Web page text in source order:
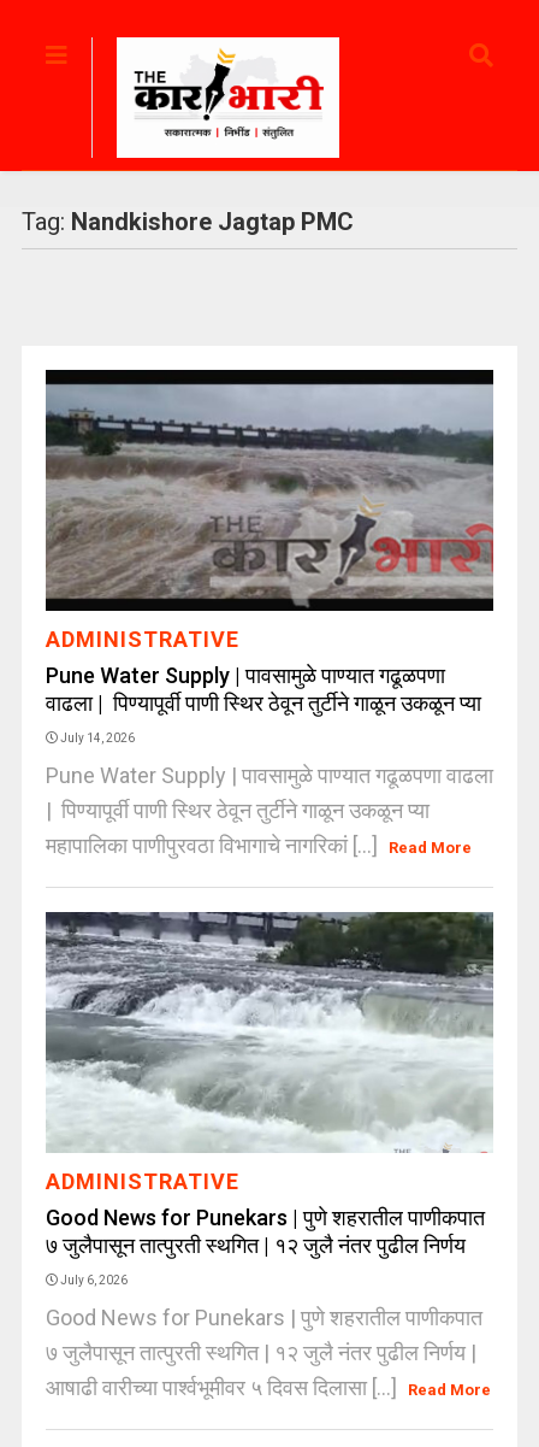
Tag: Nandkishore Jagtap PMC
ADMINISTRATIVE
Pune Water Supply | पावसामुळे पाण्यात गढूळपणा
वाढला | पिण्यापूर्वी पाणी स्थिर ठेवून तुर्टीने गाळून उकळून प्या
July 14, 2026
Pune Water Supply | पावसामुळे पाण्यात गढूळपणा वाढला
| पिण्यापूर्वी पाणी स्थिर ठेवून तुर्टीने गाळून उकळून प्या
महापालिका पाणीपुरवठा विभागाचे नागरिकां [...]
Read More
ADMINISTRATIVE
Good News for Punekars | पुणे शहरातील पाणीकपात
७ जुलैपासून तात्पुरती स्थगित | १२ जुलै नंतर पुढील निर्णय
July 6, 2026
Good News for Punekars | पुणे शहरातील पाणीकपात
७ जुलैपासून तात्पुरती स्थगित | १२ जुलै नंतर पुढील निर्णय |
आषाढी वारीच्या पार्श्वभूमीवर ५ दिवस दिलासा [...]
Read More